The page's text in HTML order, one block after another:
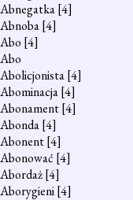
Abnegatka[4]
Abnoba[4]
Abo [4]
Abo
Abolicjonista[4]
Abominacja[4]
Abonament[4]
Abonda[4]
Abonent[4]
Abonować [4]
Abordaż[4]
Aborygieni[4]